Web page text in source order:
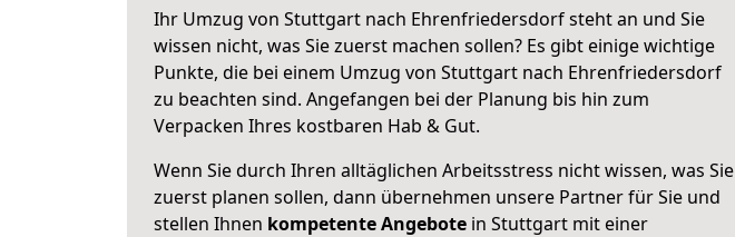
Ihr Umzug von Stuttgart nach Ehrenfriedersdorf steht an und Sie
wissen nicht, was Sie zuerst machen sollen? Es gibt einige wichtige
Punkte, die bei einem Umzug von Stuttgart nach Ehrenfriedersdorf
zu beachten sind. Angefangen bei der Planung bis hin zum
Verpacken Ihres kostbaren Hab & Gut.
Wenn Sie durch Ihren alltäglichen Arbeitsstress nicht wissen, was Sie
zuerst planen sollen, dann übernehmen unsere Partner für Sie und
stellen Ihnen kompetente Angebote in Stuttgart mit einer